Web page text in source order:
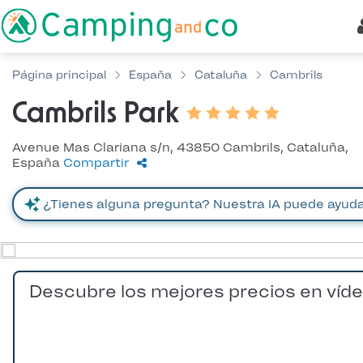
Página principal España Cataluña Cambrils
Cambrils Park
Avenue Mas Clariana s/n, 43850 Cambrils, Cataluña,
España Compartir
Descubre los mejores precios en